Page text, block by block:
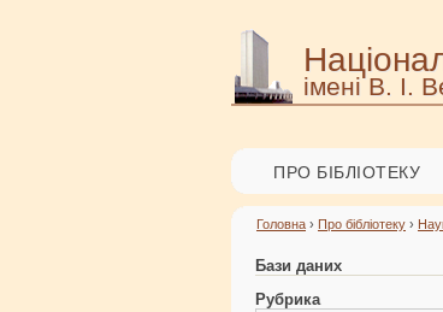
імені В. І.
ПРО БІБЛІОТЕКУ
Головна › Про бібліотеку ›
Бази даних
Рубрика